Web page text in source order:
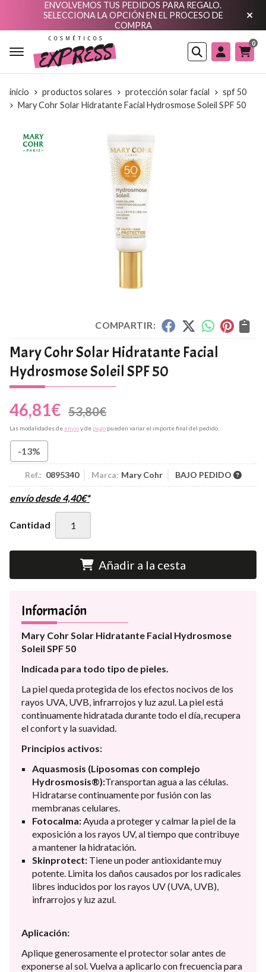
ENVOLVEMOS TUS PEDIDOS PARA REGALO.
SELECCIONA LA OPCIÓN EN EL PROCESO DE
COMPRA
Buscar
0
inicio productos solares protección solar facial
spf 50
Mary Cohr Solar Hidratante Facial Hydrosmose Soleil SPF 50
COMPARTIR:
Mary Cohr Solar Hidratante Facial
Hydrosmose Soleil SPF 50
46,81€ 53,80€
Las modalidades de envíoy de pago pueden variar el importe final del pedido.
-13%
Ref.: 0895340 Marca: Mary Cohr BAJO PEDIDO
envío desde4,40€*
Cantidad
Añadir a la cesta
Información
Mary Cohr Solar Hidratante Facial Hydrosmose
Soleil SPF 50
Indicada para todo tipo de pieles.
La piel queda protegida de los efectos nocivos de los
rayos UVA, UVB, infrarrojos y luz azul. La piel está
continuamente hidratada durante todo el día, recupera
el confort y la suavidad.
Principios activos:
Aquasmosis (Liposomas con complejo
Hydrosmosis®):Transportan agua a las células.
Hidratarse continuamente por fusión con las
membranas celulares.
Fotocalma: Ayuda a proteger y calmar la piel de la
exposición a los rayos UV, al tiempo que contribuye
a mantener la hidratación.
Skinprotect: Tiene un poder antioxidante muy
potente. Limita los daños causados por los radicales
libres inducidos por los rayos UV (UVA, UVB),
infrarrojos y luz azul.
Aplicación:
Aplique generosamente el protector solar antes de
exponerse al sol. Vuelva a aplicarlo con frecuencia para